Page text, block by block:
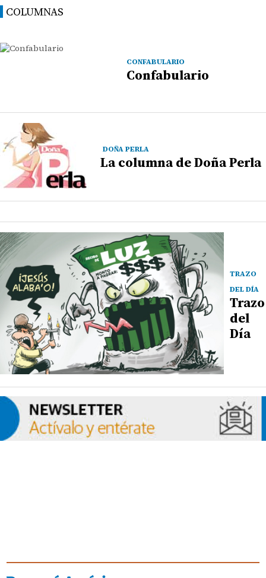
COLUMNAS
CONFABULARIO
Confabulario
DOÑA PERLA
La columna de Doña Perla
TRAZO
DEL DÍA
Trazo
del
Día